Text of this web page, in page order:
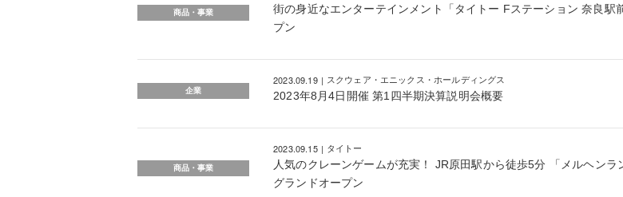
商品・事業
街の身近なエンターテインメント「タイトー Fステーション 奈良駅
プン
企業
2023.09.19 スクウェア・エニックス・ホールディングス
2023年8月4日開催 第1四半期決算説明会概要
商品・事業
2023.09.15 タイトー
人気のクレーンゲームが充実！ JR原田駅から徒歩5分 「メルヘンラ
グランドオープン